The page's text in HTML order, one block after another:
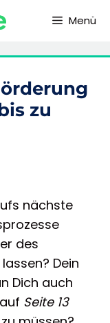
Menü
zu
nächste
des
Dein
Dich auch
Seite 13